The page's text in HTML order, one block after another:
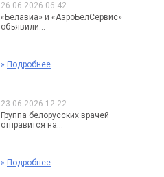
26.06.2026 06:42
«Белавиа» и «АэроБелСервис»
объявили...
» Подробнее
23.06.2026 12:22
Группа белорусских врачей
отправится на...
» Подробнее